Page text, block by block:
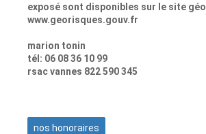
exposé sont disponibles sur le site
www.georisques.gouv.fr
marion tonin
tél: 06 08 36 10 99
rsac vannes 822 590 345
nos honoraires